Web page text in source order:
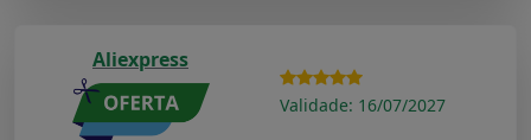
Aliexpress
Validade: 16/07/2027